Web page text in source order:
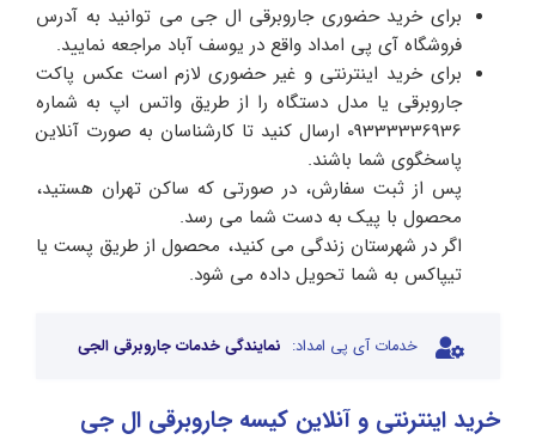
برای خرید حضوری جاروبرقی ال جی می توانید به آدرس
فروشگاه آی پی امداد واقع در یوسف آباد مراجعه نمایید.
برای خرید اینترنتی و غیر حضوری لازم است عکس پاکت
جاروبرقی یا مدل دستگاه را از طریق واتس اپ به شماره
09333336936 ارسال کنید تا کارشناسان به صورت آنلاین
پاسخگوی شما باشند.
پس از ثبت سفارش، در صورتی که ساکن تهران هستید،
محصول با پیک به دست شما می رسد.
اگر در شهرستان زندگی می کنید، محصول از طریق پست یا
تیپاکس به شما تحویل داده می شود.
خدمات آی پی امداد: نمایندگی خدمات جاروبرقی الجی
خرید اینترنتی و آنلاین کیسه جاروبرقی ال جی